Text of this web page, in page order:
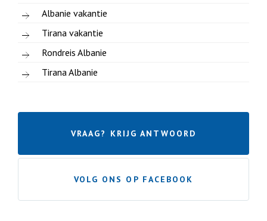
Albanie vakantie
Tirana vakantie
Rondreis Albanie
Tirana Albanie
VRAAG? KRIJG ANTWOORD
VOLG ONS OP FACEBOOK